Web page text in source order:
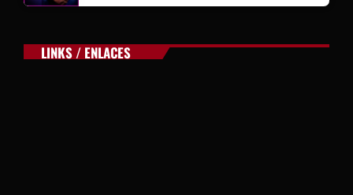
LINKS / ENLACES